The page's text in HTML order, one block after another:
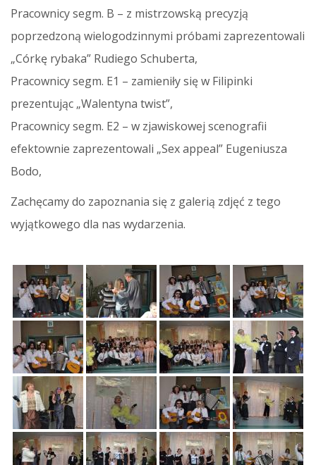
Pracownicy segm. B – z mistrzowską precyzją
poprzedzoną wielogodzinnymi próbami zaprezentowali
„Córkę rybaka” Rudiego Schuberta,
Pracownicy segm. E1 – zamieniły się w Filipinki
prezentując „Walentyna twist”,
Pracownicy segm. E2 – w zjawiskowej scenografii
efektownie zaprezentowali „Sex appeal” Eugeniusza
Bodo,
Zachęcamy do zapoznania się z galerią zdjęć z tego
wyjątkowego dla nas wydarzenia.